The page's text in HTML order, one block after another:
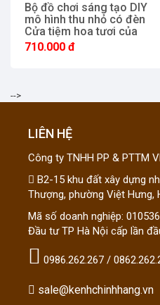
Bộ đồ chơi sáng tạo DIY
mô hình thu nhỏ có đèn
Cửa tiệm hoa tươi của
Darcy HONGDA-M2322
710.000 đ
-->
LIÊN HỆ
Công ty TNHH PP & PTTM
B2-15 khu đất xây dựng
Thượng, phường Việt Hưng,
Mã số doanh nghiệp:
Đầu tư TP Hà Nội cấp lần
0986.262.267 /
sale@kenhchinhhang.vn